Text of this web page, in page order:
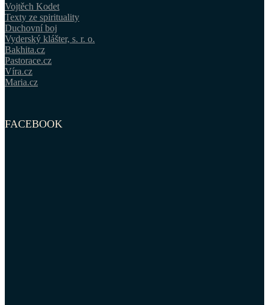
Vojtěch Kodet
Texty ze spirituality
Duchovní boj
Vyderský klášter, s. r. o.
Bakhita.cz
Pastorace.cz
Víra.cz
Maria.cz
FACEBOOK